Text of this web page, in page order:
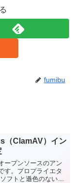
fumibu
（ClamAV）イン
ープンソースのアン
す。プロプライエタ
フトと遜色のない能